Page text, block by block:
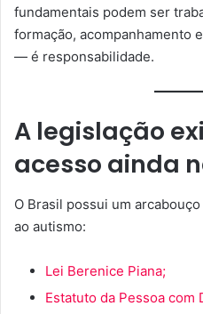
fundamentais podem ser
formação, acompanhamento
— é responsabilidade.
A legislação
acesso ainda
O Brasil possui um
ao autismo:
Lei Berenice Piana;
Estatuto da Pessoa com